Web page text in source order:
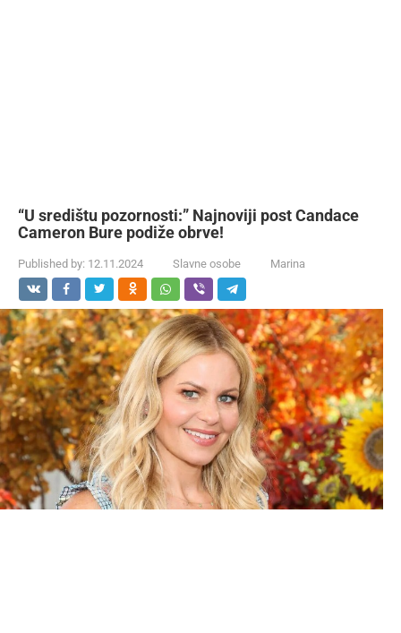
“U središtu pozornosti:” Najnoviji post Candace
Cameron Bure podiže obrve!
Published by: 12.11.2024 Slavne osobe Marina